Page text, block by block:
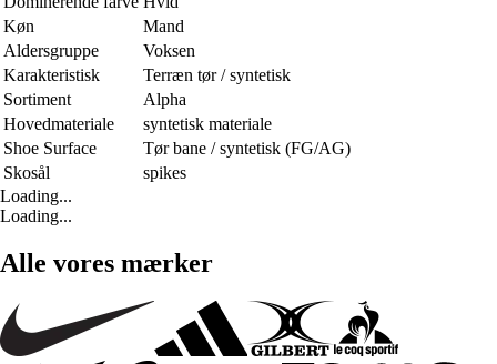
Køn
Mand
Aldersgruppe
Voksen
Karakteristisk
Terræn tør / syntetisk
Sortiment
Alpha
Hovedmateriale
syntetisk materiale
Shoe Surface
Tør bane / syntetisk (FG/AG)
Skosål
spikes
Loading...
Loading...
Alle vores mærker